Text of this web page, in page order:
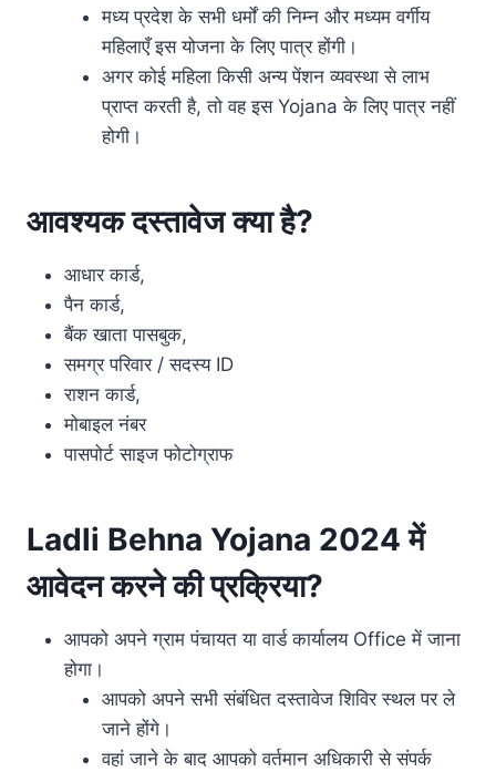
मध्य प्रदेश के सभी धर्मों की निम्न और मध्यम वर्गीय
महिलाएँ इस योजना के लिए पात्र होंगी।
अगर कोई महिला किसी अन्य पेंशन व्यवस्था से लाभ
प्राप्त करती है, तो वह इस Yojana के लिए पात्र नहीं
होगी।
आवश्यक दस्तावेज क्या है?
आधार कार्ड,
पैन कार्ड,
बैंक खाता पासबुक,
समग्र परिवार / सदस्य ID
राशन कार्ड,
मोबाइल नंबर
पासपोर्ट साइज फोटोग्राफ
Ladli Behna Yojana 2024 में
आवेदन करने की प्रक्रिया?
आपको अपने ग्राम पंचायत या वार्ड कार्यालय Office में जाना
होगा।
आपको अपने सभी संबंधित दस्तावेज शिविर स्थल पर ले
जाने होंगे।
वहां जाने के बाद आपको वर्तमान अधिकारी से संपर्क